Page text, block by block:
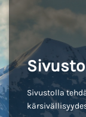
Sivustolla